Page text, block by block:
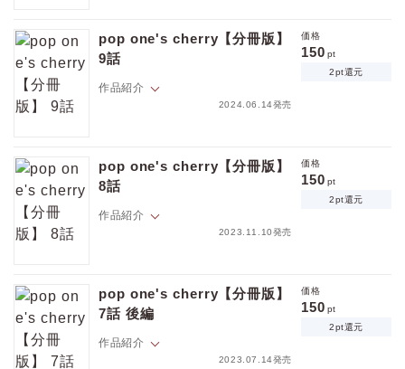
め合う。幼馴染みから恋人になった廉次と咲真だったけど…！
※本作品はweb雑誌「equal vol.97α」に収録されています。重複購入に
ご注意ください。
pop one's cherry【分冊版】
9話
作品紹介
2024.06.14発売
価格
150 pt
2pt還元
分の本気を見せるため。そんな廉次の本音についに咲真は…！
※本作品はweb雑誌「equal vol.90α」に収録されています。重複購入に
ご注意ください。
pop one's cherry【分冊版】
8話
作品紹介
2023.11.10発売
価格
150 pt
2pt還元
んなある日、サクちゃんに近づく生徒会メンバーが現れて！？
※本作品はweb雑誌「equal vol.83β」に収録されています。重複購入に
ご注意ください。
pop one's cherry【分冊版】
7話 後編
作品紹介
2023.07.14発売
価格
150 pt
2pt還元